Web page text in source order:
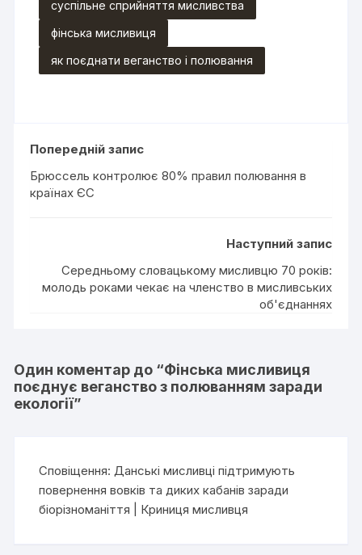
суспільне сприйняття мисливства
фінська мисливиця
як поєднати веганство і полювання
Попередній запис
Брюссель контролює 80% правил полювання в
країнах ЄС
Наступний запис
Середньому словацькому мисливцю 70 років:
молодь роками чекає на членство в мисливських
об'єднаннях
Один коментар до “Фінська мисливиця
поєднує веганство з полюванням заради
екології”
Сповіщення: Данські мисливці підтримують
повернення вовків та диких кабанів заради
біорізноманіття | Криниця мисливця